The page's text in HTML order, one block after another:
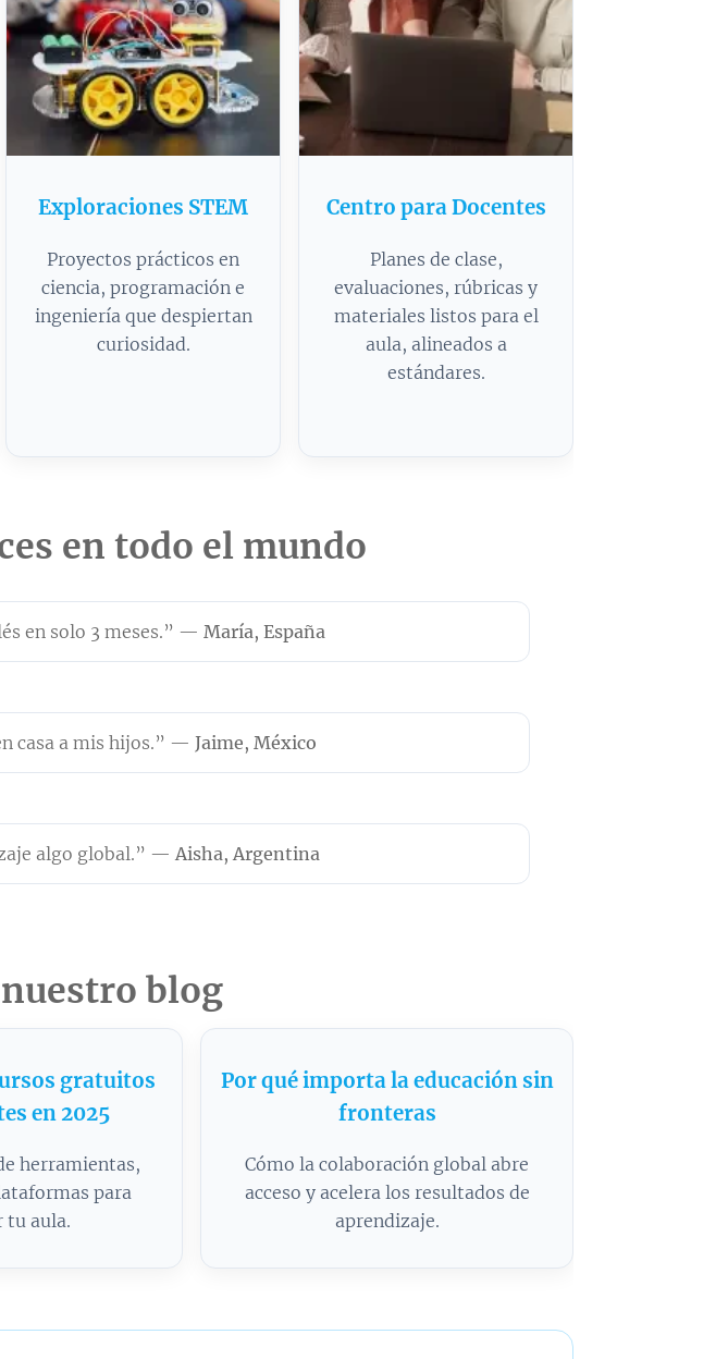
Exploraciones STEM
Proyectos prácticos en
ciencia, programación e
ingeniería que despiertan
curiosidad.
Centro para Docentes
Planes de clase,
evaluaciones, rúbricas y
materiales listos para el
aula, alineados a
estándares.
en todo el mundo
en solo 3 meses.” — María, España
casa a mis hijos.” — Jaime, México
algo global.” — Aisha, Argentina
blog
gratuitos
en 2025
herramientas,
para
tu aula.
Por qué importa la educación sin
fronteras
Cómo la colaboración global abre
acceso y acelera los resultados de
aprendizaje.